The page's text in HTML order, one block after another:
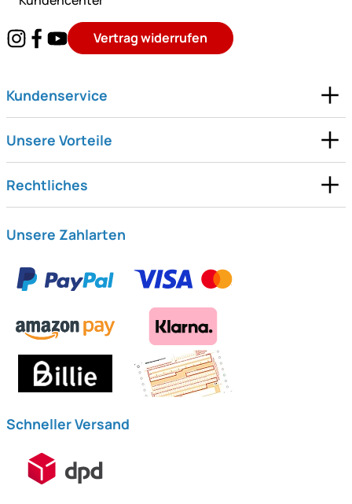
Vertrag widerrufen
Kundenservice
Unsere Vorteile
Rechtliches
Unsere Zahlarten
Schneller Versand